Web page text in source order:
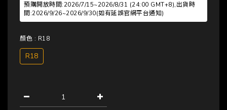
預購開放時間:2026/7/15~2026/8/31 (24:00 GMT+8),出貨時
間:2026/9/26~2026/9/30(如有延誤官網平台通知)
顏色 : R18
R18